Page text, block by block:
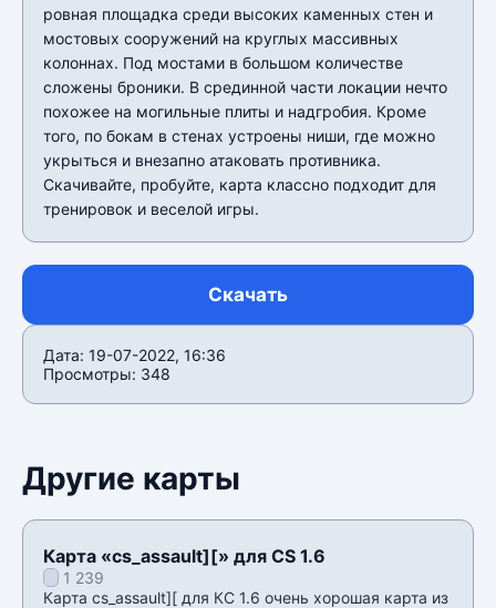
ровная площадка среди высоких каменных стен и
мостовых сооружений на круглых массивных
колоннах. Под мостами в большом количестве
сложены броники. В срединной части локации нечто
похожее на могильные плиты и надгробия. Кроме
того, по бокам в стенах устроены ниши, где можно
укрыться и внезапно атаковать противника.
Скачивайте, пробуйте, карта классно подходит для
тренировок и веселой игры.
Скачать
Дата: 19-07-2022, 16:36
Просмотры: 348
Другие карты
Карта «cs_assault][» для CS 1.6
1 239
Карта cs_assault][ для КС 1.6 очень хорошая карта из